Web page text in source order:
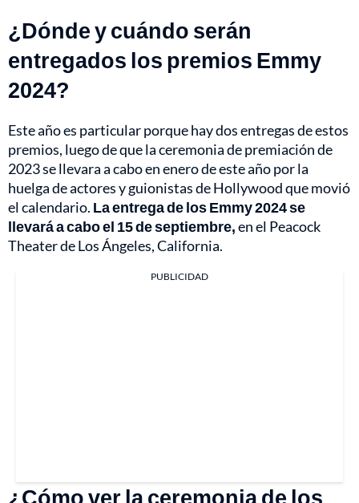
¿Dónde y cuándo serán
entregados los premios Emmy
2024?
Este año es particular porque hay dos entregas de estos
premios, luego de que la ceremonia de premiación de
2023 se llevara a cabo en enero de este año por la
huelga de actores y guionistas de Hollywood que movió
el calendario. La entrega de los Emmy 2024 se
llevará a cabo el 15 de septiembre,en el Peacock
Theater de Los Ángeles, California.
PUBLICIDAD
¿Cómo ver la ceremonia de los